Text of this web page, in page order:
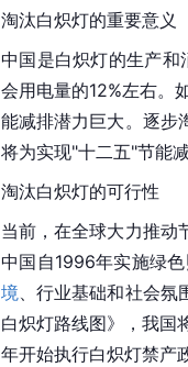
淘汰白炽灯的重要意义
中国是白炽灯的生产
会用电量的12%左右。
能减排潜力巨大。逐步
将为实现"十二五"节能
淘汰白炽灯的可行性
当前，在全球大力推动
中国自1996年实施绿
境、行业基础和社会氛
白炽灯路线图》，我国
年开始执行白炽灯禁产